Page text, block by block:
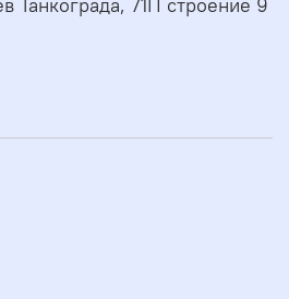
Танкограда, 71П строение 9